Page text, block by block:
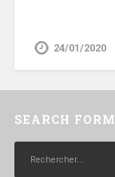
24/01/2020
SEARCH FORM